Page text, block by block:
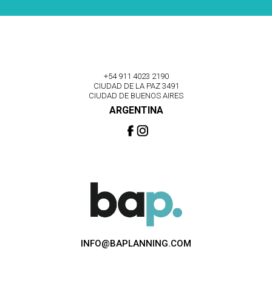
+54 911 4023 2190
CIUDAD DE LA PAZ 3491
CIUDAD DE BUENOS AIRES
ARGENTINA
INFO@BAPLANNING.COM